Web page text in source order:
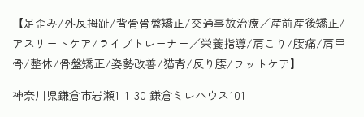
【足歪み/外反拇趾/背骨骨盤矯正/交通事故治療／産前産後矯正/
アスリートケア/ライブトレーナー／栄養指導/肩こり/腰痛/肩甲
骨/整体/骨盤矯正/姿勢改善/猫背/反り腰/フットケア】
神奈川県鎌倉市岩瀬1-1-30 鎌倉ミレハウス101